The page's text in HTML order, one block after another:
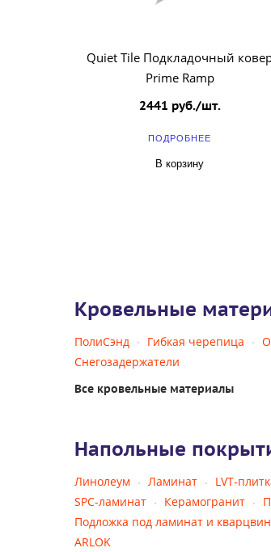
Quiet Tile Подкладочный
Prime Ramp
2441 руб./шт.
ПОДРОБНЕЕ
В корзину
Кровельные
ПолиСэнд Гибкая черепица
Снегозадержатели
Все кровельные материалы
Напольные
Линолеум Ламинат
LVT-
SPC-ламинат
Керамогранит
Подложка под ламинат и
ARLOK